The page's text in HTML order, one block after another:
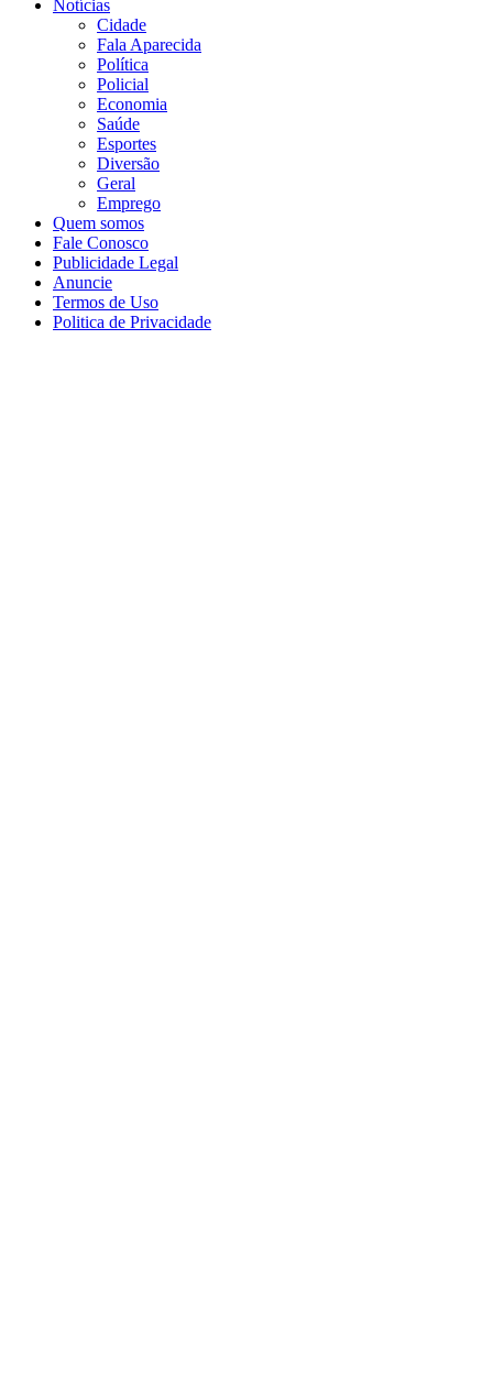
Notícias
Cidade
Fala Aparecida
Política
Policial
Economia
Saúde
Esportes
Diversão
Geral
Emprego
Quem somos
Fale Conosco
Publicidade Legal
Anuncie
Termos de Uso
Politica de Privacidade